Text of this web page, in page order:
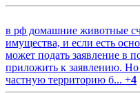
в рф домашние животные
имущества, и если есть
может подать заявление в
приложить к заявлению. Но
частную территорию б... +4